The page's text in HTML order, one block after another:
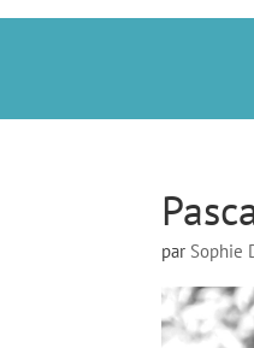
par Sophie